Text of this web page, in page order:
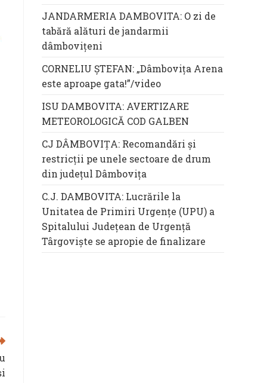
JANDARMERIA DAMBOVITA: O zi de
tabără alături de jandarmii
dâmbovițeni
CORNELIU ȘTEFAN: „Dâmbovița Arena
este aproape gata!”/video
ISU DAMBOVITA: AVERTIZARE
METEOROLOGICĂ COD GALBEN
CJ DÂMBOVIȚA: Recomandări și
restricții pe unele sectoare de drum
din județul Dâmbovița
C.J. DAMBOVITA: Lucrările la
Unitatea de Primiri Urgențe (UPU) a
Spitalului Județean de Urgență
Târgoviște se apropie de finalizare